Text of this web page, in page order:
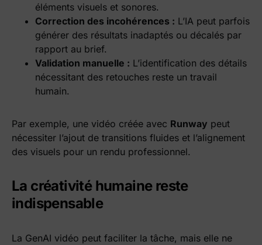
éléments visuels et sonores.
Correction des incohérences : L’IA peut parfois
générer des résultats inadaptés ou décalés par
rapport au brief.
Validation manuelle : L’identification des détails
nécessitant des retouches reste un travail
humain.
Par exemple, une vidéo créée avec Runway peut
nécessiter l’ajout de transitions fluides et l’alignement
des visuels pour un rendu professionnel.
La créativité humaine reste
indispensable
La GenAI vidéo peut faciliter la tâche, mais elle ne